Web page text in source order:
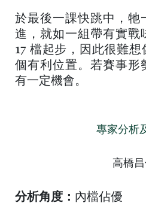
於最後一課快跳中，牠
進，就如一組帶有實戰
17 檔起步，因此很難
個有利位置。若賽事形
有一定機會。
專家分析
高橋
分析角度： 內檔佔優